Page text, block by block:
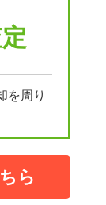
を周り
ら